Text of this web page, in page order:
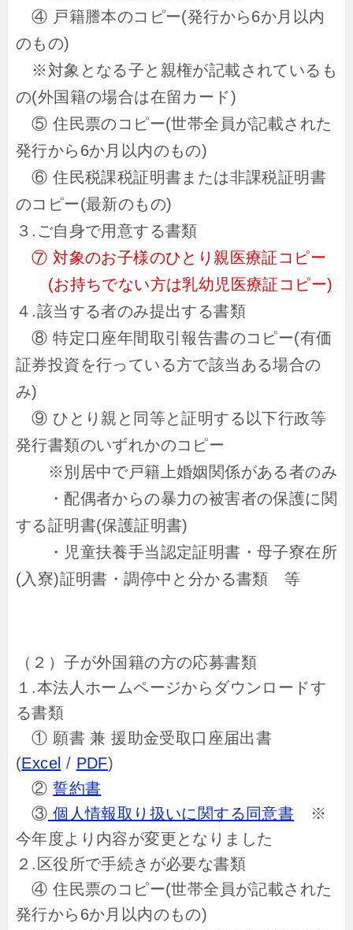
④ 戸籍謄本のコピー(発行から6か月以内
のもの)
※対象となる子と親権が記載されているも
の(外国籍の場合は在留カード)
⑤ 住民票のコピー(世帯全員が記載された
発行から6か月以内のもの)
⑥ 住民税課税証明書または非課税証明書
のコピー(最新のもの)
３.ご自身で用意する書類
⑦ 対象のお子様のひとり親医療証コピー
(お持ちでない方は乳幼児医療証コピー)
４.該当する者のみ提出する書類
⑧ 特定口座年間取引報告書のコピー(有価
証券投資を行っている方で該当ある場合の
み)
⑨ ひとり親と同等と証明する以下行政等
発行書類のいずれかのコピー
※別居中で戸籍上婚姻関係がある者のみ
・配偶者からの暴力の被害者の保護に関
する証明書(保護証明書)
・児童扶養手当認定証明書・母子寮在所
(入寮)証明書・調停中と分かる書類 等
（２）子が外国籍の方の応募書類
１.本法人ホームページからダウンロードす
る書類
① 願書 兼 援助金受取口座届出書
(Excel / PDF)
②誓約書
③ 個人情報取り扱いに関する同意書 ※
今年度より内容が変更となりました
２.区役所で手続きが必要な書類
④ 住民票のコピー(世帯全員が記載された
発行から6か月以内のもの)